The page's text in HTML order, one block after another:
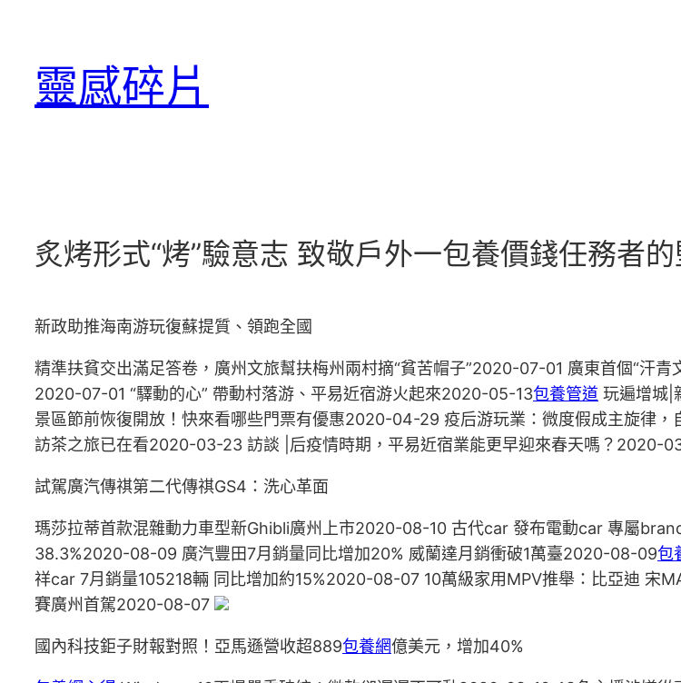
靈感碎片
炙烤形式“烤”驗意志 致敬戶外一包養價錢任務者的
新政助推海南游玩復蘇提質、領跑全國
精準扶貧交出滿足答卷，廣州文旅幫扶梅州兩村摘“貧苦帽子”2020-07-01 廣東首個“汗
2020-07-01 “驛動的心” 帶動村落游、平易近宿游火起來2020-05-13包養管道 玩遍增城|
景區節前恢復開放！快來看哪些門票有優惠2020-04-29 疫后游玩業：微度假成主旋律
訪茶之旅已在看2020-03-23 訪談 |后疫情時期，平易近宿業能更早迎來春天嗎？2020-
試駕廣汽傳祺第二代傳祺GS4：洗心革面
瑪莎拉蒂首款混雜動力車型新Ghibli廣州上市2020-08-10 古代car 發布電動car 專屬
38.3%2020-08-09 廣汽豐田7月銷量同比增加20% 威蘭達月銷衝破1萬臺2020-08-09包
祥car 7月銷量105218輛 同比增加約15%2020-08-07 10萬級家用MPV推舉：比亞迪 宋
賽廣州首駕2020-08-07
國內科技鉅子財報對照！亞馬遜營收超889包養網億美元，增加40%